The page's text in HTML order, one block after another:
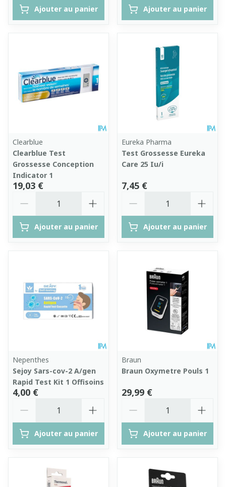
Ajouter au panier Ajouter au panier
Clearblue
Clearblue Test
Grossesse Conception
Indicator 1
19,03 €
Ajouter au panier
Eureka Pharma
Test Grossesse Eureka
Care 25 Iu/i
7,45 €
Ajouter au panier
Nepenthes
Sejoy Sars-cov-2 A/gen
Rapid Test Kit 1 Offisoins
4,00 €
Ajouter au panier
Braun
Braun Oxymetre Pouls 1
29,99 €
Ajouter au panier